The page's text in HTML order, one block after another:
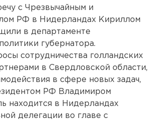
с Чрезвычайным и
РФ в Нидерландах Кириллом
в департаменте
губернатора.
сотрудничества голландских
в Свердловской области,
в сфере новых задач,
РФ Владимиром
находится в Нидерландах
делегации во главе с